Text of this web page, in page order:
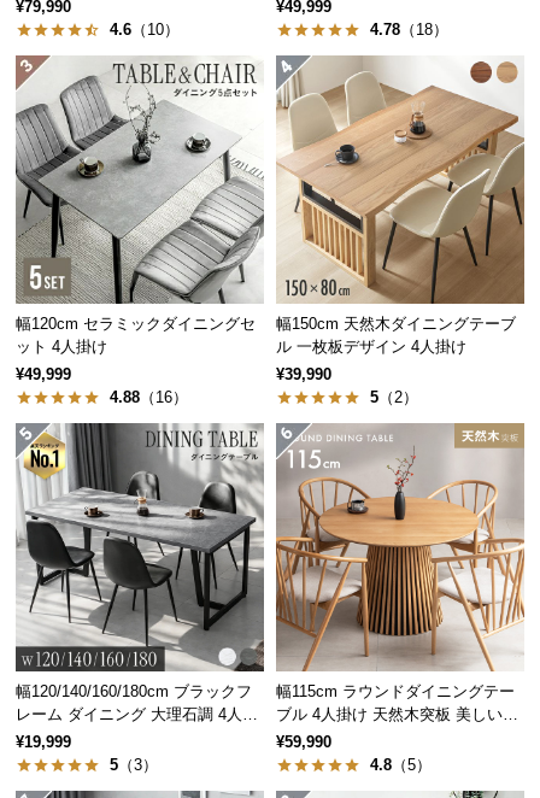
中
型
商
品
の
配
送
に
つ
い
て
小
型
商
品
の
配
送
に
つ
い
て
梱
設
置
サ
¥79,990
4.6 （10）
¥49,999
4.78 （18）
幅120cm セラミックダイニングセ
ット 4人掛け
¥49,999
4.88 （16）
幅150cm 天然木ダイニングテーブ
ル 一枚板デザイン 4人掛け
¥39,990
5 （2）
幅120/140/160/180cm ブラックフ
レーム ダイニング 大理石調 4人掛
け
¥19,999
5 （3）
幅115cm ラウンドダイニングテー
ブル 4人掛け 天然木突板 美しい格
子デザイン
¥59,990
4.8 （5）